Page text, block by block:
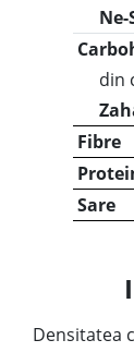
din
Fibre
Sare
Densitatea